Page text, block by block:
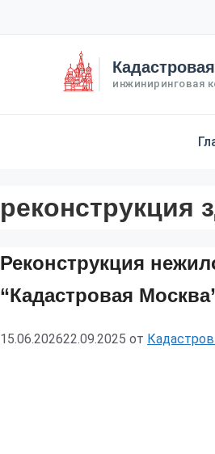
содержимому
инжиниринговая
реконструкция
Реконструкция
“Кадастровая
15.06.202622.09.2025 от